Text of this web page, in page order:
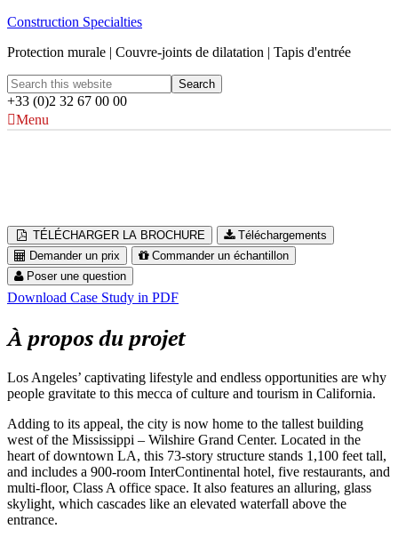
Construction Specialties
Protection murale | Couvre-joints de dilatation | Tapis d'entrée
+33 (0)2 32 67 00 00
Menu
TÉLÉCHARGER LA BROCHURE
Téléchargements
Demander un prix
Commander un échantillon
Poser une question
Download Case Study in PDF
À propos du projet
Los Angeles’ captivating lifestyle and endless opportunities are why
people gravitate to this mecca of culture and tourism in California.
Adding to its appeal, the city is now home to the tallest building
west of the Mississippi – Wilshire Grand Center. Located in the
heart of downtown LA, this 73-story structure stands 1,100 feet tall,
and includes a 900-room InterContinental hotel, five restaurants, and
multi-floor, Class A office space. It also features an alluring, glass
skylight, which cascades like an elevated waterfall above the
entrance.